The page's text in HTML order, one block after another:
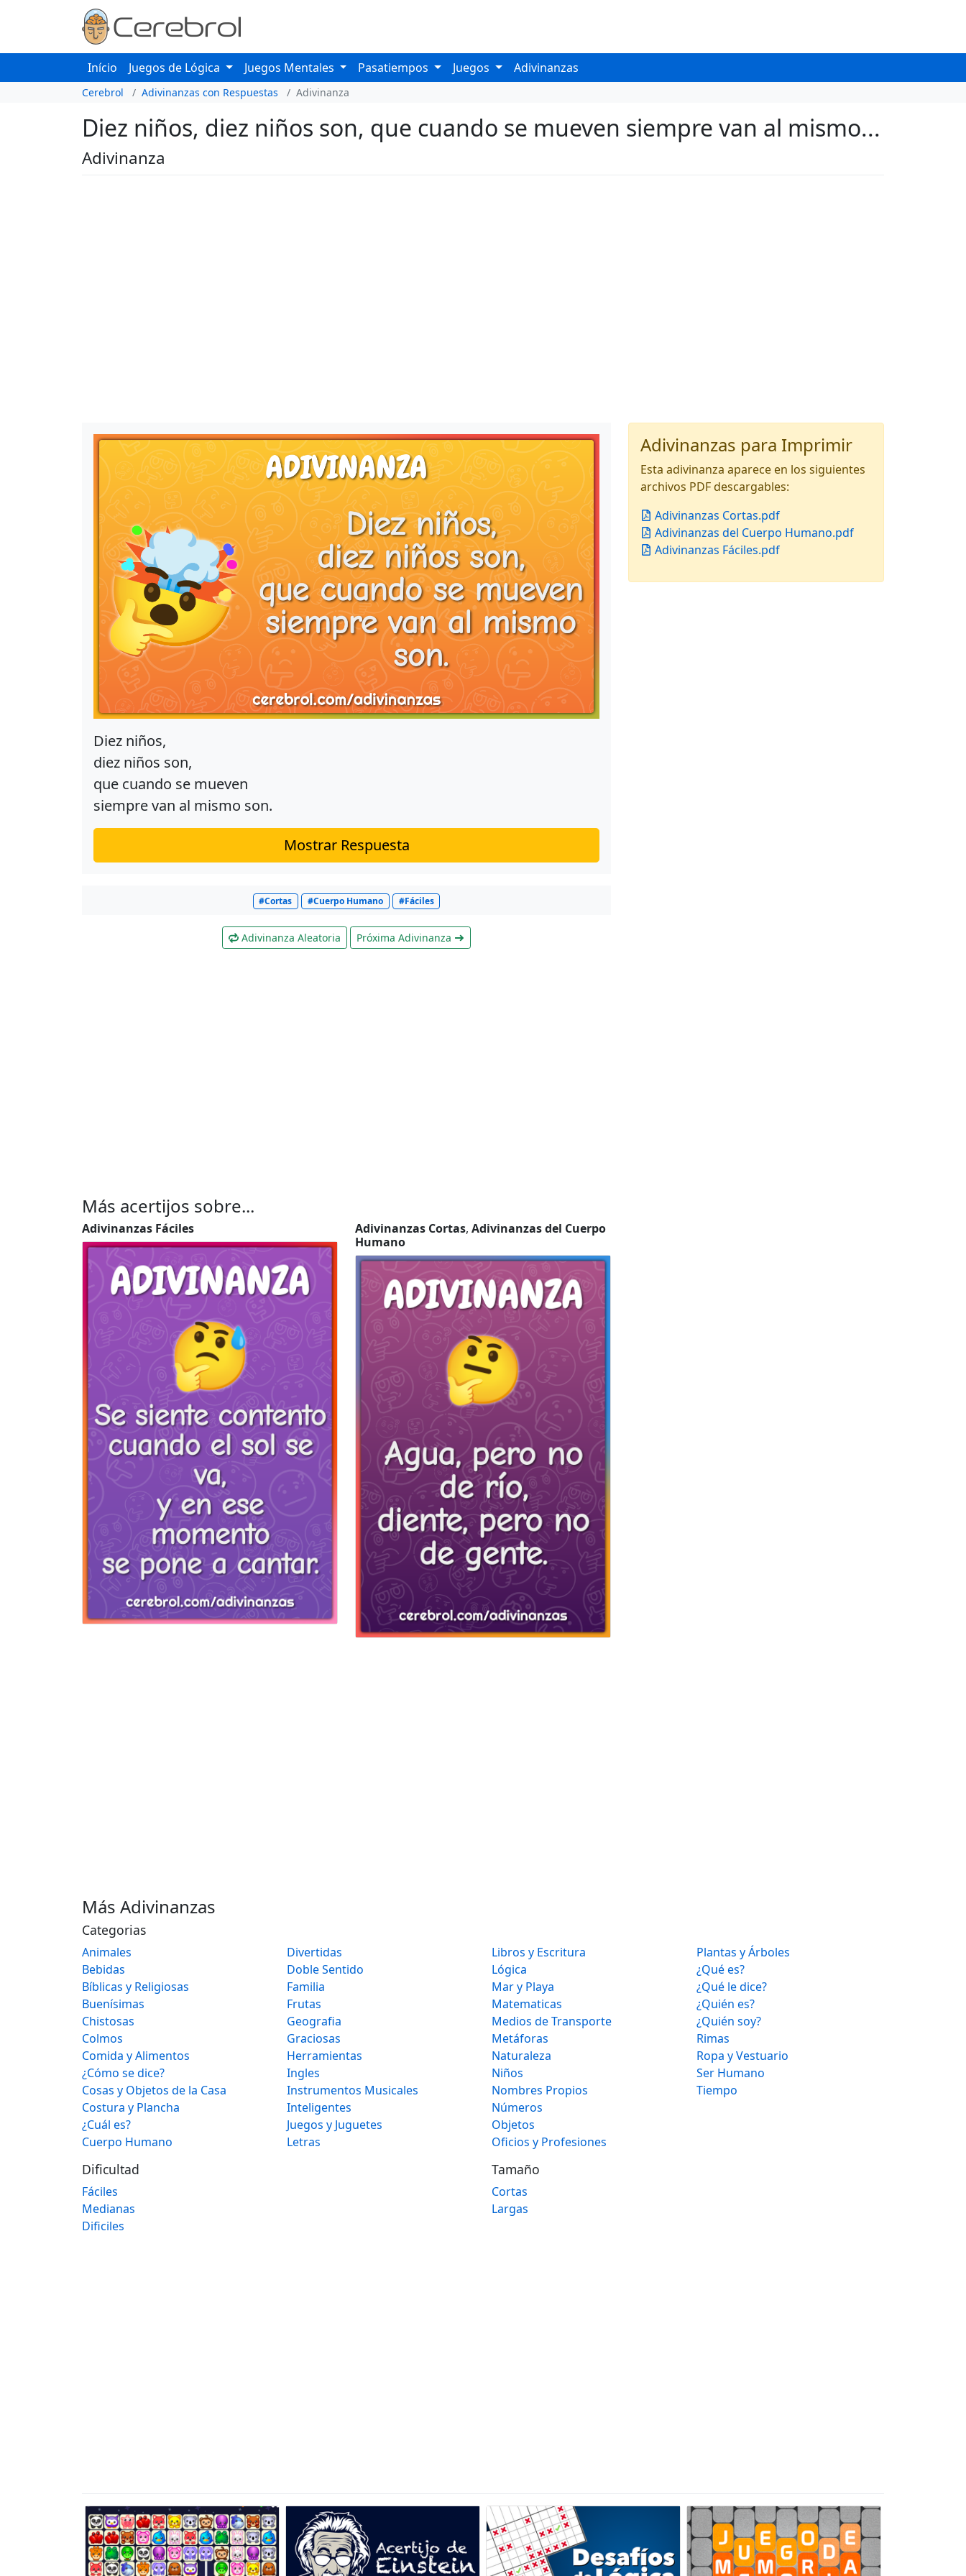
Início Juegos de Lógica Juegos Mentales Pasatiempos Juegos Adivinanzas
Cerebrol Adivinanzas con Respuestas Adivinanza
Diez niños, diez niños son, que cuando se mueven siempre van al mismo...
Adivinanza
Diez niños,
diez niños son,
que cuando se mueven
siempre van al mismo son.
Mostrar Respuesta
#Cortas #Cuerpo Humano #Fáciles
Adivinanza Aleatoria Próxima Adivinanza
Adivinanzas para Imprimir
Esta adivinanza aparece en los siguientes
archivos PDF descargables:
Adivinanzas Cortas.pdf
Adivinanzas del Cuerpo Humano.pdf
Adivinanzas Fáciles.pdf
Más acertijos sobre...
Adivinanzas Fáciles Adivinanzas Cortas, Adivinanzas del Cuerpo
Humano
Más Adivinanzas
Categorias
Animales
Bebidas
Bíblicas y Religiosas
Buenísimas
Chistosas
Colmos
Comida y Alimentos
¿Cómo se dice?
Cosas y Objetos de la Casa
Costura y Plancha
¿Cuál es?
Cuerpo Humano
Divertidas
Doble Sentido
Familia
Frutas
Geografia
Graciosas
Herramientas
Ingles
Instrumentos Musicales
Inteligentes
Juegos y Juguetes
Letras
Libros y Escritura
Lógica
Mar y Playa
Matematicas
Medios de Transporte
Metáforas
Naturaleza
Niños
Nombres Propios
Números
Objetos
Oficios y Profesiones
Plantas y Árboles
¿Qué es?
¿Qué le dice?
¿Quién es?
¿Quién soy?
Rimas
Ropa y Vestuario
Ser Humano
Tiempo
Dificultad
Fáciles
Medianas
Dificiles
Tamaño
Cortas
Largas